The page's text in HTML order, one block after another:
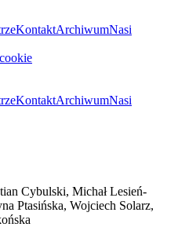
KontaktArchiwumNasi
KontaktArchiwumNasi
Cybulski, Michał Lesień-
Ptasińska, Wojciech Solarz,